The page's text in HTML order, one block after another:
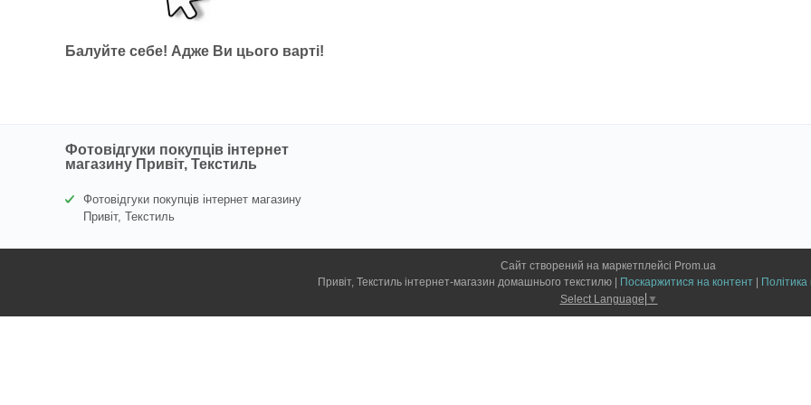
Балуйте себе! Адже Ви цього варті!
Фотовідгуки покупців інтернет
магазину Привіт, Текстиль
Фотовідгуки покупців інтернет магазину
Привіт, Текстиль
Сайт створений на маркетплейсі Prom.ua
Поскаржитися на контент
Політика
Select Language ▼